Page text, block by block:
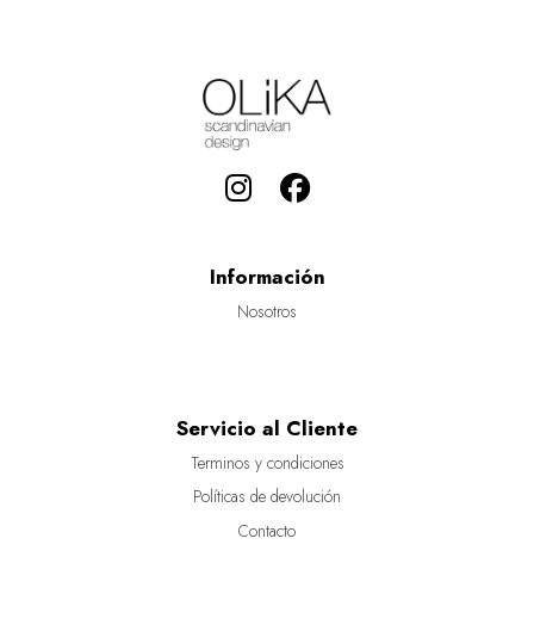
Información
Nosotros
Servicio al Cliente
Terminos y condiciones
Políticas de devolución
Contacto